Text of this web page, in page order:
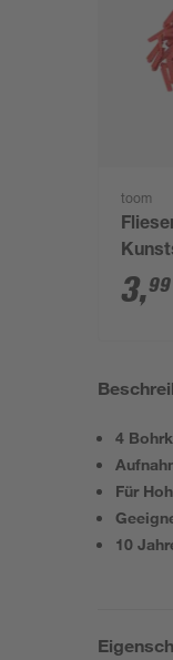
toom
3,99
4
Für
10